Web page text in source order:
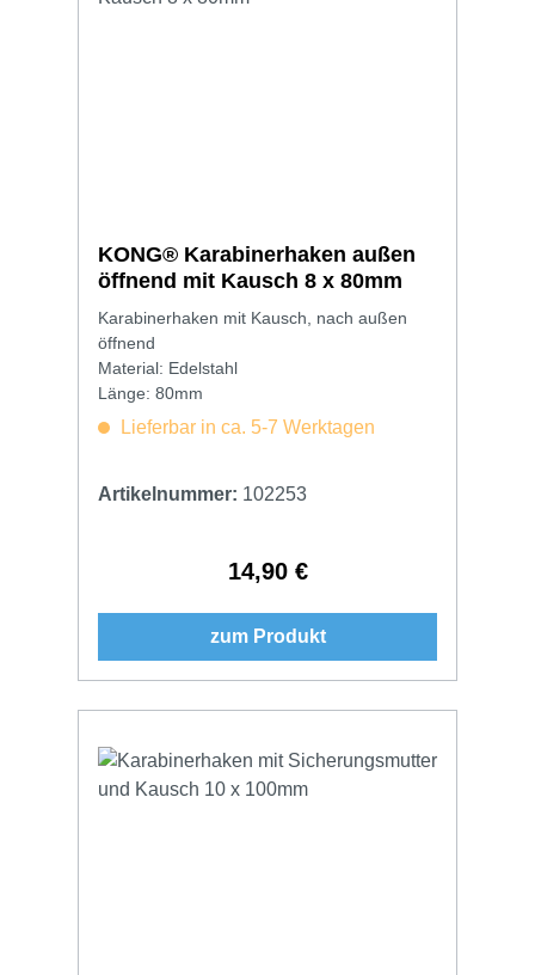
KONG® Karabinerhaken außen
öffnend mit Kausch 8 x 80mm
Karabinerhaken mit Kausch, nach außen
öffnend
Material: Edelstahl
Länge: 80mm
Lieferbar in ca. 5-7 Werktagen
Artikelnummer: 102253
Regulärer Preis:
14,90 €
zum Produkt